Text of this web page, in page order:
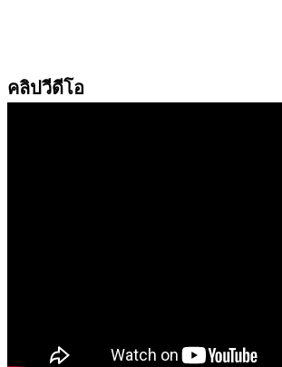
คลิปวีดีโอ